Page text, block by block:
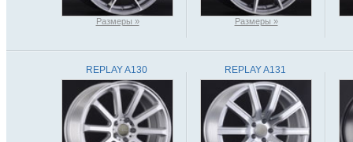
Размеры » Размеры »
REPLAY A130 REPLAY A131